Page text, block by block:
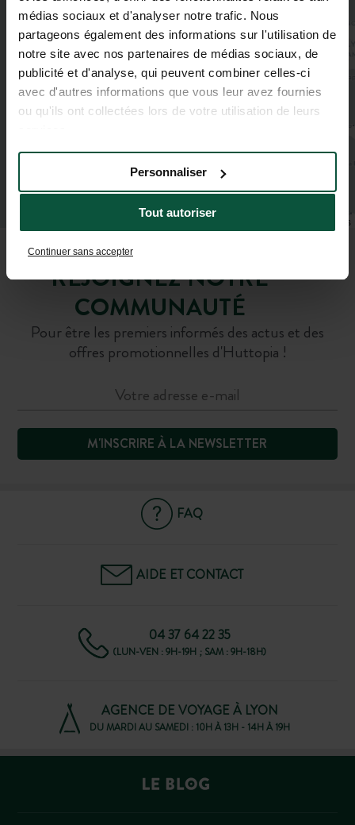
médias sociaux et d'analyser notre trafic. Nous
partageons également des informations sur l'utilisation de
notre site avec nos partenaires de médias sociaux, de
publicité et d'analyse, qui peuvent combiner celles-ci
avec d'autres informations que vous leur avez fournies
ou qu'ils ont collectées lors de votre utilisation de leurs
Tout autoriser
Personnaliser
Continuer sans accepter
Leaflet contributors
REJOIGNEZ NOTRE
COMMUNAUTÉ
Pour être les premiers informés des actus et des
offres promotionnelles d'Huttopia !
M'INSCRIRE À LA NEWSLETTER
FAQ
AIDE ET CONTACT
04 37 64 22 35
(LUN-VEN : 9H-19H ; SAM : 9H-18H)
AGENCE DE VOYAGE À LYON
DU MARDI AU SAMEDI : 10H À 13H - 14H À 19H